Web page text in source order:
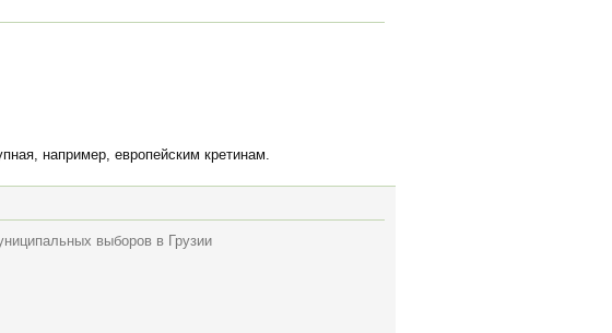
например, европейским кретинам.
выборов в Грузии